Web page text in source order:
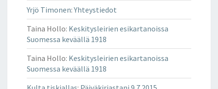
Yrjö Timonen:Yhteystiedot
Taina Hollo: Keskitysleirien esikartanoissa
Suomessa keväällä 1918
Taina Hollo: Keskitysleirien esikartanoissa
Suomessa keväällä 1918